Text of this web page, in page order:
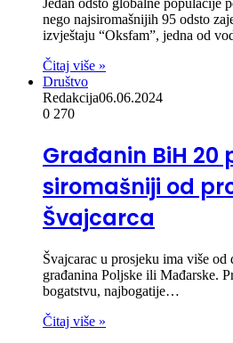
Jedan odsto globalne populacije
nego najsiromašnijih 95 odsto
izvještaju “Oksfam”, jedna od
Čitaj više »
Društvo
Redakcija06.06.2024
0 270
Građanin BiH 20
siromašniji od
Švajcarca
Švajcarac u prosjeku ima više od
građanina Poljske ili Mađarske.
bogatstvu, najbogatije…
Čitaj više »